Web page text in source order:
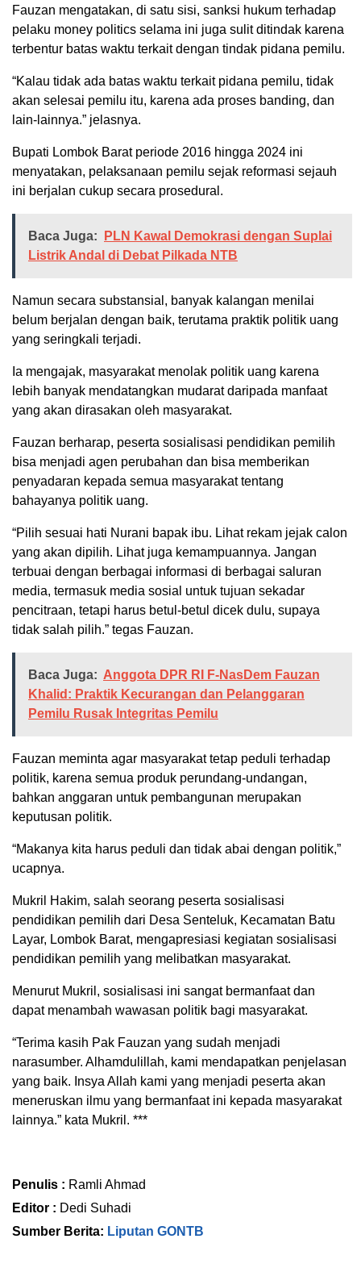
Fauzan mengatakan, di satu sisi, sanksi hukum terhadap
pelaku money politics selama ini juga sulit ditindak karena
terbentur batas waktu terkait dengan tindak pidana pemilu.
“Kalau tidak ada batas waktu terkait pidana pemilu, tidak
akan selesai pemilu itu, karena ada proses banding, dan
lain-lainnya.” jelasnya.
Bupati Lombok Barat periode 2016 hingga 2024 ini
menyatakan, pelaksanaan pemilu sejak reformasi sejauh
ini berjalan cukup secara prosedural.
Baca Juga:
PLN Kawal Demokrasi dengan Suplai
Listrik Andal di Debat Pilkada NTB
Namun secara substansial, banyak kalangan menilai
belum berjalan dengan baik, terutama praktik politik uang
yang seringkali terjadi.
Ia mengajak, masyarakat menolak politik uang karena
lebih banyak mendatangkan mudarat daripada manfaat
yang akan dirasakan oleh masyarakat.
Fauzan berharap, peserta sosialisasi pendidikan pemilih
bisa menjadi agen perubahan dan bisa memberikan
penyadaran kepada semua masyarakat tentang
bahayanya politik uang.
“Pilih sesuai hati Nurani bapak ibu. Lihat rekam jejak calon
yang akan dipilih. Lihat juga kemampuannya. Jangan
terbuai dengan berbagai informasi di berbagai saluran
media, termasuk media sosial untuk tujuan sekadar
pencitraan, tetapi harus betul-betul dicek dulu, supaya
tidak salah pilih.” tegas Fauzan.
Baca Juga: Anggota DPR RI F-NasDem Fauzan
Khalid: Praktik Kecurangan dan Pelanggaran
Pemilu Rusak Integritas Pemilu
Fauzan meminta agar masyarakat tetap peduli terhadap
politik, karena semua produk perundang-undangan,
bahkan anggaran untuk pembangunan merupakan
keputusan politik.
“Makanya kita harus peduli dan tidak abai dengan politik,”
ucapnya.
Mukril Hakim, salah seorang peserta sosialisasi
pendidikan pemilih dari Desa Senteluk, Kecamatan Batu
Layar, Lombok Barat, mengapresiasi kegiatan sosialisasi
pendidikan pemilih yang melibatkan masyarakat.
Menurut Mukril, sosialisasi ini sangat bermanfaat dan
dapat menambah wawasan politik bagi masyarakat.
“Terima kasih Pak Fauzan yang sudah menjadi
narasumber. Alhamdulillah, kami mendapatkan penjelasan
yang baik. Insya Allah kami yang menjadi peserta akan
meneruskan ilmu yang bermanfaat ini kepada masyarakat
lainnya.” kata Mukril. ***
Penulis : Ramli Ahmad
Editor : Dedi Suhadi
Sumber Berita: Liputan GONTB